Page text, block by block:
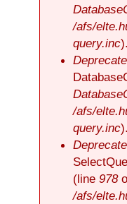
/afs/
query.inc).
/afs/
query.inc).
(line 978
/afs/